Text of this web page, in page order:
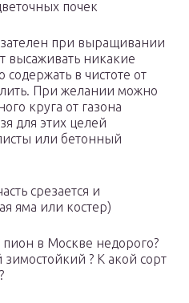
почек
при выращивании
высаживать никакие
в чистоте от
При желании можно
круга от газона
для этих целей
или бетонный
срезается и
яма или костер)
в Москве недорого?
? К акой сорт